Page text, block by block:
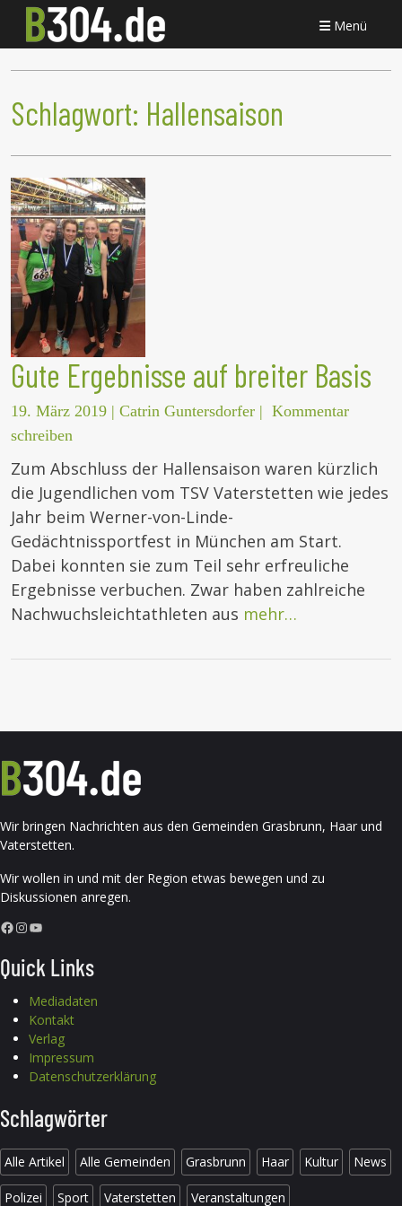
Menü
Schlagwort: Hallensaison
Gute Ergebnisse auf breiter Basis
19. März 2019 | Catrin Guntersdorfer | Kommentar
schreiben
Zum Abschluss der Hallensaison waren kürzlich
die Jugendlichen vom TSV Vaterstetten wie jedes
Jahr beim Werner-von-Linde-
Gedächtnissportfest in München am Start.
Dabei konnten sie zum Teil sehr erfreuliche
Ergebnisse verbuchen. Zwar haben zahlreiche
Nachwuchsleichtathleten aus mehr…
Wir bringen Nachrichten aus den Gemeinden Grasbrunn, Haar und
Vaterstetten.
Wir wollen in und mit der Region etwas bewegen und zu
Diskussionen anregen.
Facebook InstagramYouTube
Quick Links
Mediadaten
Kontakt
Verlag
Impressum
Datenschutzerklärung
Schlagwörter
Alle Artikel Alle Gemeinden Grasbrunn Haar Kultur News
Polizei Sport Vaterstetten Veranstaltungen